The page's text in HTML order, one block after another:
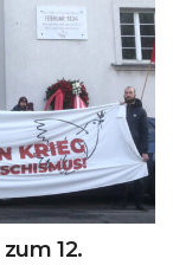
12.